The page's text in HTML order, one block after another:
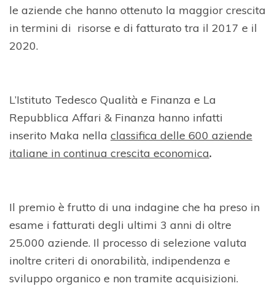
le aziende che hanno ottenuto la maggior crescita
in termini di risorse e di fatturato tra il 2017 e il
2020.
L’Istituto Tedesco Qualità e Finanza e La
Repubblica Affari & Finanza hanno infatti
inserito Maka nella classifica delle 600 aziende
italiane in continua crescita economica.
Il premio è frutto di una indagine che ha preso in
esame i fatturati degli ultimi 3 anni di oltre
25.000 aziende. Il processo di selezione valuta
inoltre criteri di onorabilità, indipendenza e
sviluppo organico e non tramite acquisizioni.